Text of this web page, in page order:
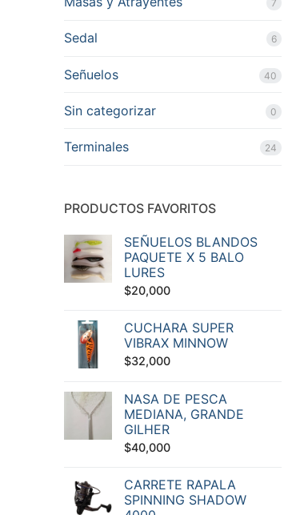
7
Sedal 6
Señuelos 40
Sin categorizar 0
Terminales 24
PRODUCTOS FAVORITOS
SEÑUELOS BLANDOS
PAQUETE X 5 BALO
LURES
$20,000
CUCHARA SUPER
VIBRAX MINNOW
$32,000
NASA DE PESCA
MEDIANA, GRANDE
GILHER
$40,000
CARRETE RAPALA
SPINNING SHADOW